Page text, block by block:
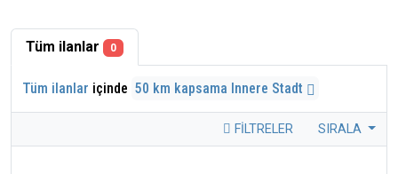
Tüm ilanlar 0
Tüm ilanlar içinde 50 km kapsama Innere Stadt
FILTRELER SIRALA